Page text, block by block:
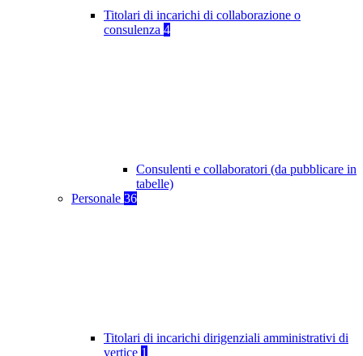
Titolari di incarichi di collaborazione o
consulenza 4
Consulenti e collaboratori (da pubblicare in
tabelle)
Personale 36
Titolari di incarichi dirigenziali amministrativi di
vertice 1